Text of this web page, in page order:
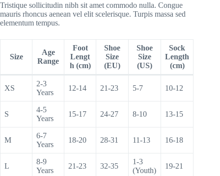
Tristique sollicitudin nibh sit amet commodo nulla. Congue
mauris rhoncus aenean vel elit scelerisque. Turpis massa sed
elementum tempus.
Size
Age
Range
Foot
Lengt
h (cm)
Shoe
Size
(EU)
Shoe
Size
(US)
Sock
Length
(cm)
XS
2-3
Years
12-14 21-23 5-7 10-12
S
4-5
Years
15-17 24-27 8-10 13-15
M
6-7
Years
18-20 28-31 11-13 16-18
L
8-9
Years
21-23 32-35
1-3
(Youth)
19-21